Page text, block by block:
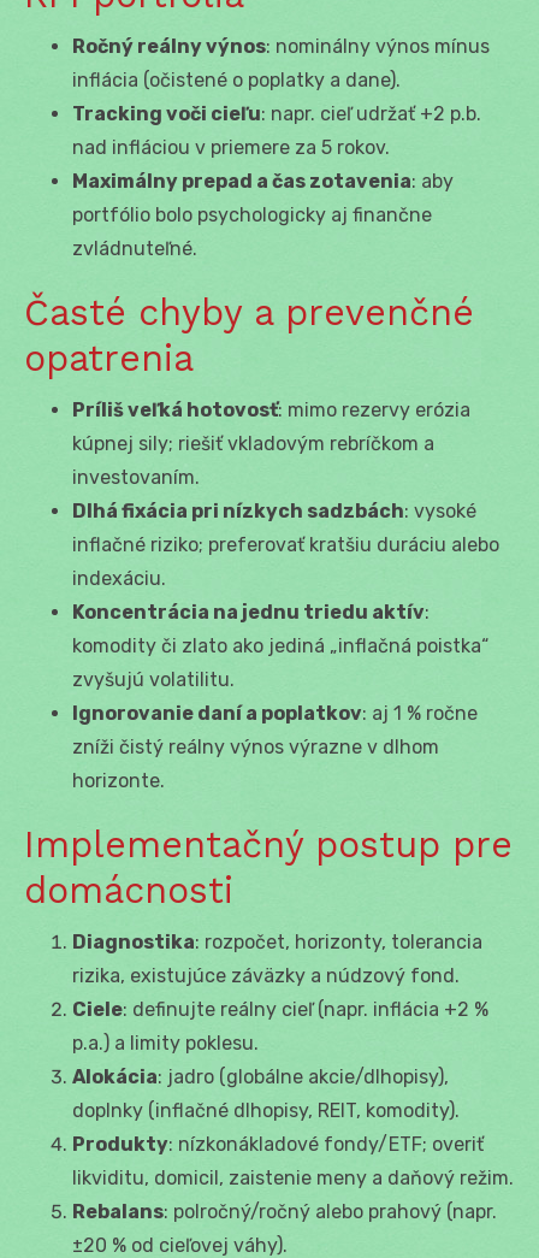
Ročný reálny výnos: nominálny výnos mínus
inflácia (očistené o poplatky a dane).
Tracking voči cieľu: napr. cieľ udržať +2 p.b.
nad infláciou v priemere za 5 rokov.
Maximálny prepad a čas zotavenia: aby
portfólio bolo psychologicky aj finančne
zvládnuteľné.
Časté chyby a prevenčné
opatrenia
Príliš veľká hotovosť: mimo rezervy erózia
kúpnej sily; riešiť vkladovým rebríčkom a
investovaním.
Dlhá fixácia pri nízkych sadzbách: vysoké
inflačné riziko; preferovať kratšiu duráciu alebo
indexáciu.
Koncentrácia na jednu triedu aktív:
komodity či zlato ako jediná „inflačná poistka“
zvyšujú volatilitu.
Ignorovanie daní a poplatkov: aj 1 % ročne
zníži čistý reálny výnos výrazne v dlhom
horizonte.
Implementačný postup pre
domácnosti
Diagnostika: rozpočet, horizonty, tolerancia
rizika, existujúce záväzky a núdzový fond.
Ciele: definujte reálny cieľ (napr. inflácia +2 %
p.a.) a limity poklesu.
Alokácia: jadro (globálne akcie/dlhopisy),
doplnky (inflačné dlhopisy, REIT, komodity).
Produkty: nízkonákladové fondy/ETF; overiť
likviditu, domicil, zaistenie meny a daňový režim.
Rebalans: polročný/ročný alebo prahový (napr.
±20 % od cieľovej váhy).